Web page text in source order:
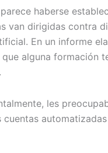
haberse
van dirigidas contra
En un informe
alguna formación
les